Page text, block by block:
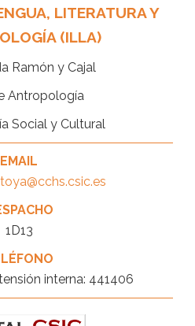
LITERATURA Y
(ILLA)
Ramón y Cajal
Antropología
Social y Cultural
EMAIL
1D13
interna: 441406